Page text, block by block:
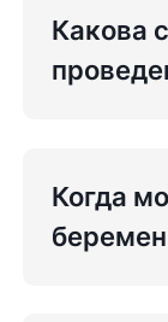
Какова
Когда